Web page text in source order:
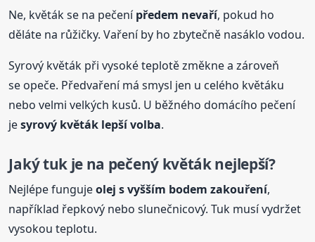
Ne, květák se na pečenípředem nevaří, pokud ho
děláte na růžičky. Vaření by ho zbytečně nasáklo vodou.
Syrový květák při vysoké teplotě změkne a zároveň
se opeče. Předvaření má smysl jen u celého květáku
nebo velmi velkých kusů. U běžného domácího pečení
jesyrový květák lepší volba.
Jaký tuk je na pečenýkvěták nejlepší?
Nejlépe fungujeolej s vyšším bodem zakouření,
například řepkový nebo slunečnicový. Tuk musí vydržet
vysokou teplotu.